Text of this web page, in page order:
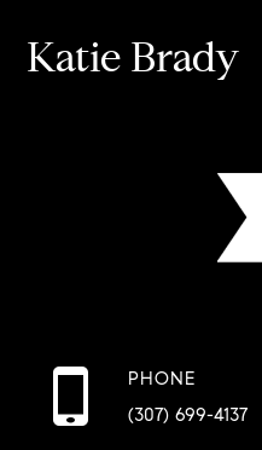
Katie Brady
PHONE
(307) 699-4137